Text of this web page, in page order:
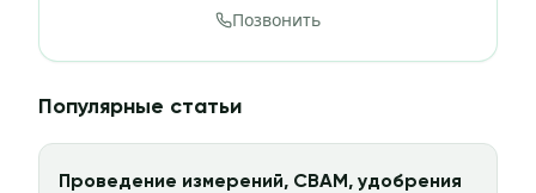
Позвонить
Популярные статьи
Проведение измерений, CBAM, удобрения